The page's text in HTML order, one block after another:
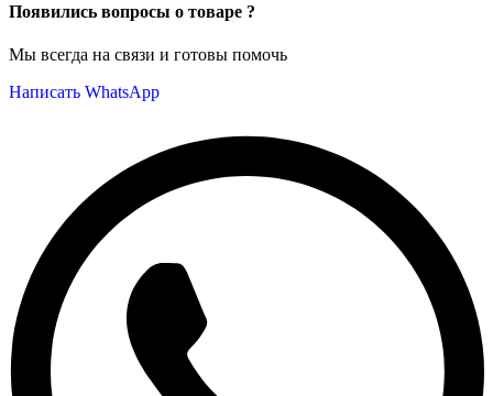
Появились вопросы о товаре ?
Мы всегда на связи и готовы помочь
Написать WhatsApp